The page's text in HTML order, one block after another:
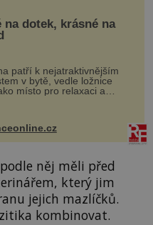
na dotek, krásné na
patří k nejatraktivnějším
v bytě, vedle ložnice
místo pro relaxaci a
Koupelnový textil –
a koberečky –
mávnutím kouzelného
něj měli před
který jim
jejich mazlíčků.
kombinovat.